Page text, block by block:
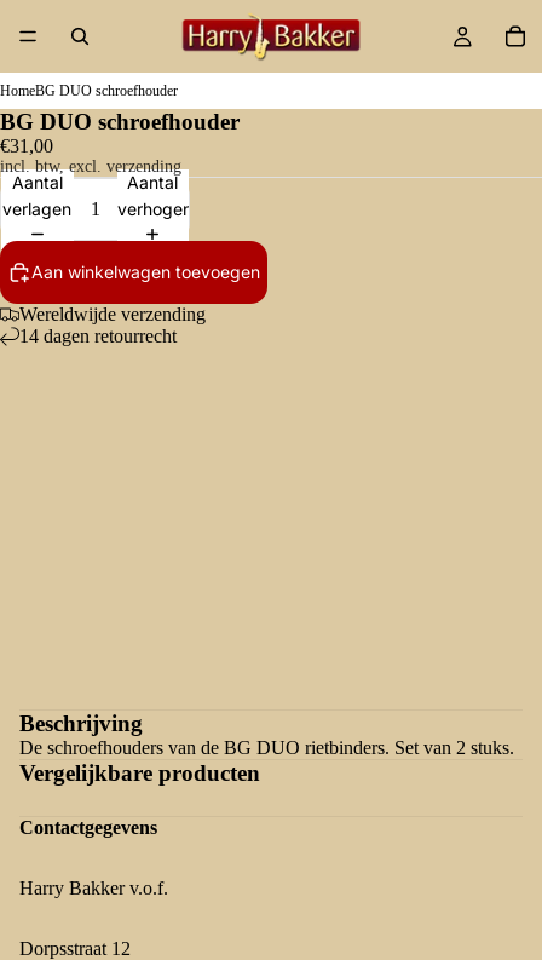
HomeBG DUO schroefhouder
BG DUO schroefhouder
€31,00
incl. btw, excl. verzending
Aantal
verlagen
Aantal
verhogen
Aan winkelwagen toevoegen
Wereldwijde verzending
14 dagen retourrecht
Beschrijving
De schroefhouders van de BG DUO rietbinders. Set van 2 stuks.
Vergelijkbare producten
Contactgegevens
Harry Bakker v.o.f.
Dorpsstraat 12